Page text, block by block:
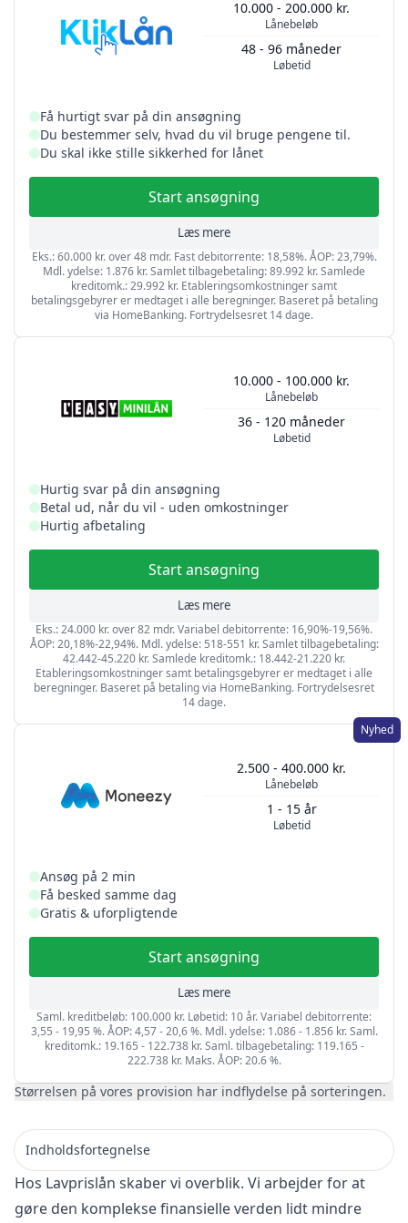
Lånebeløb
10.000 - 200.000 kr.
Løbetid
48 - 96 måneder
Få hurtigt svar på din ansøgning
Du bestemmer selv, hvad du vil bruge pengene til.
Du skal ikke stille sikkerhed for lånet
Start ansøgning
Læs mere
Eks.: 60.000 kr. over 48 mdr. Fast debitorrente: 18,58%. ÅOP: 23,79%.
Mdl. ydelse: 1.876 kr. Samlet tilbagebetaling: 89.992 kr. Samlede
kreditomk.: 29.992 kr. Etableringsomkostninger samt
betalingsgebyrer er medtaget i alle beregninger. Baseret på betaling
via HomeBanking. Fortrydelsesret 14 dage.
Lånebeløb
10.000 - 100.000 kr.
Løbetid
36 - 120 måneder
Hurtig svar på din ansøgning
Betal ud, når du vil - uden omkostninger
Hurtig afbetaling
Start ansøgning
Læs mere
Eks.: 24.000 kr. over 82 mdr. Variabel debitorrente: 16,90%-19,56%.
ÅOP: 20,18%-22,94%. Mdl. ydelse: 518-551 kr. Samlet tilbagebetaling:
42.442-45.220 kr. Samlede kreditomk.: 18.442-21.220 kr.
Etableringsomkostninger samt betalingsgebyrer er medtaget i alle
beregninger. Baseret på betaling via HomeBanking. Fortrydelsesret
14 dage.
Nyhed
Lånebeløb
2.500 - 400.000 kr.
Løbetid
1 - 15 år
Ansøg på 2 min
Få besked samme dag
Gratis & uforpligtende
Start ansøgning
Læs mere
Saml. kreditbeløb: 100.000 kr. Løbetid: 10 år. Variabel debitorrente:
3,55 - 19,95 %. ÅOP: 4,57 - 20,6 %. Mdl. ydelse: 1.086 - 1.856 kr. Saml.
kreditomk.: 19.165 - 122.738 kr. Saml. tilbagebetaling: 119.165 -
222.738 kr. Maks. ÅOP: 20.6 %.
Størrelsen på vores provision har indflydelse på sorteringen.
Hos Lavprislån skaber vi overblik. Vi arbejder for at
gøre den komplekse finansielle verden lidt mindre
Indholdsfortegnelse